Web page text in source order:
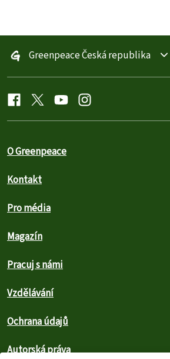
Greenpeace Česká republika
O Greenpeace
Kontakt
Pro média
Magazín
Pracuj s námi
Vzdělávání
Ochrana údajů
Autorská práva